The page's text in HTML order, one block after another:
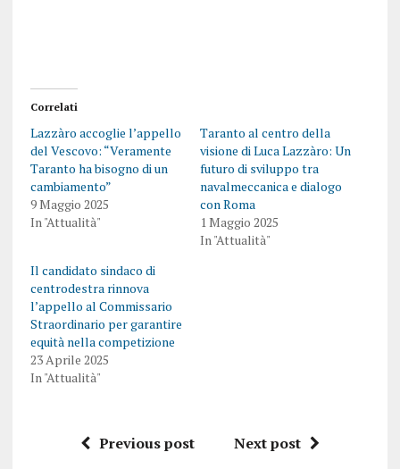
Correlati
Lazzàro accoglie l’appello
del Vescovo: “Veramente
Taranto ha bisogno di un
cambiamento”
9 Maggio 2025
In "Attualità"
Taranto al centro della
visione di Luca Lazzàro: Un
futuro di sviluppo tra
navalmeccanica e dialogo
con Roma
1 Maggio 2025
In "Attualità"
Il candidato sindaco di
centrodestra rinnova
l’appello al Commissario
Straordinario per garantire
equità nella competizione
23 Aprile 2025
In "Attualità"
Previous post Next post